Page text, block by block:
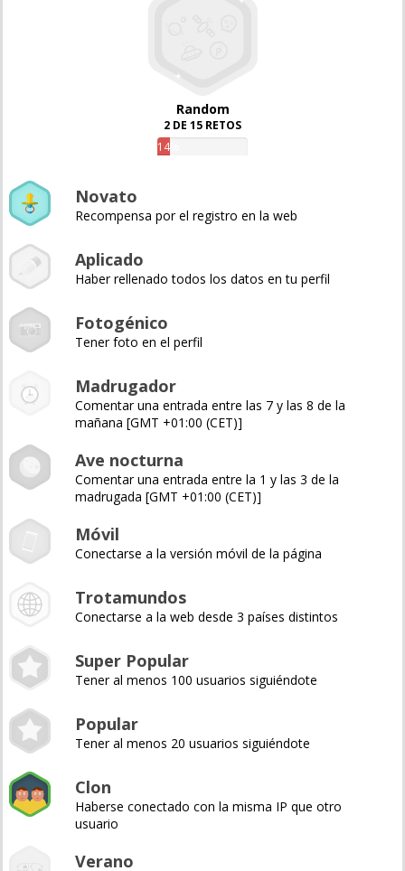
Random
2 DE 15 RETOS
14%
Novato
Recompensa por el registro en la web
Aplicado
Haber rellenado todos los datos en tu perfil
Fotogénico
Tener foto en el perfil
Madrugador
Comentar una entrada entre las 7 y las 8 de la
mañana [GMT +01:00 (CET)]
Ave nocturna
Comentar una entrada entre la 1 y las 3 de la
madrugada [GMT +01:00 (CET)]
Móvil
Conectarse a la versión móvil de la página
Trotamundos
Conectarse a la web desde 3 países distintos
Super Popular
Tener al menos 100 usuarios siguiéndote
Popular
Tener al menos 20 usuarios siguiéndote
Clon
Haberse conectado con la misma IP que otro
usuario
Verano